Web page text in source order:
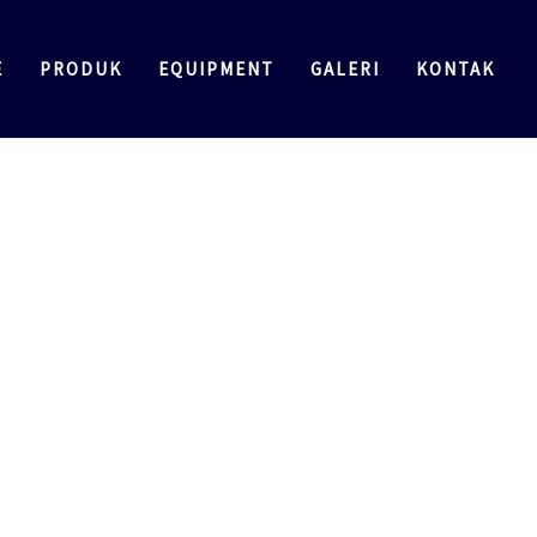
PRODUK EQUIPMENT GALERI KONTAK